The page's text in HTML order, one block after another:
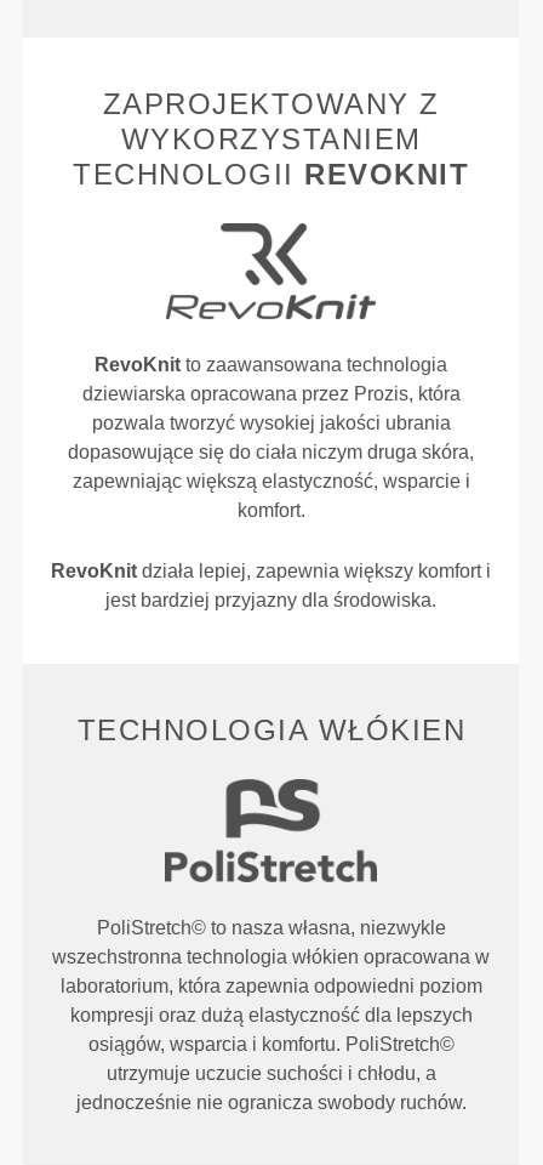
ZAPROJEKTOWANY Z
WYKORZYSTANIEM
TECHNOLOGII REVOKNIT
RevoKnit to zaawansowana technologia
dziewiarska opracowana przez Prozis, która
pozwala tworzyć wysokiej jakości ubrania
dopasowujące się do ciała niczym druga skóra,
zapewniając większą elastyczność, wsparcie i
komfort.
RevoKnit działa lepiej, zapewnia większy komfort i
jest bardziej przyjazny dla środowiska.
TECHNOLOGIA WŁÓKIEN
PoliStretch© to nasza własna, niezwykle
wszechstronna technologia włókien opracowana w
laboratorium, która zapewnia odpowiedni poziom
kompresji oraz dużą elastyczność dla lepszych
osiągów, wsparcia i komfortu. PoliStretch©
utrzymuje uczucie suchości i chłodu, a
jednocześnie nie ogranicza swobody ruchów.